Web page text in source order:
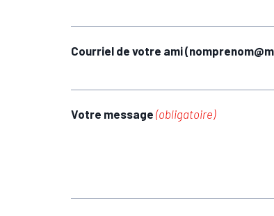
Courriel de votre ami
Votre message (obligatoire)